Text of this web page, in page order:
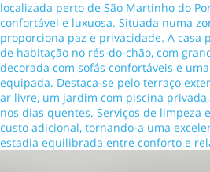
localizada perto de São Martinho do
confortável e luxuosa. Situada numa
proporciona paz e privacidade. A casa
de habitação no rés-do-chão, com
decorada com sofás confortáveis e
equipada. Destaca-se pelo terraço
ar livre, um jardim com piscina
nos dias quentes. Serviços de limpeza
custo adicional, tornando-a uma
estadia equilibrada entre conforto e